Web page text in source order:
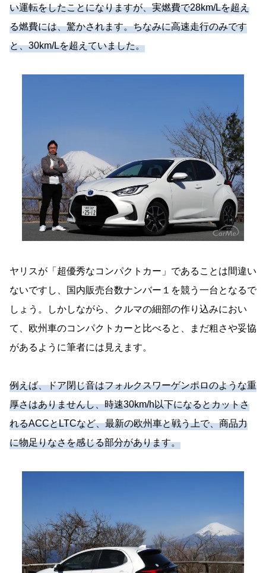
い運転をしたことになりますが、実燃費で28km/Lを超え
る燃費には、驚かされます。ちなみに高速走行のみです
と、30km/Lを超えていました。
ヤリスが「超優秀なコンパクトカー」であることは間違い
ないですし、国内販売台数ナンバー１を競う一台となるで
しょう。しかしながら、クルマの細部の作り込みにおい
て、欧州車のコンパクトカーと比べると、まだ粗さや妥協
があるように筆者には見えます。
例えば、ドア閉じ音はフォルクスワーゲンポロのような重
厚さはありませんし、時速30km/h以下になるとカットさ
れるACCとLTCなど、最新の欧州車と戦う上で、商品力
に物足りなさを感じる部分があります。